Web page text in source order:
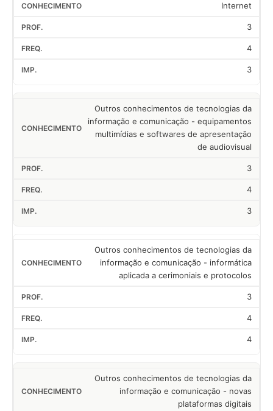
Internet
3
4
3
Outros conhecimentos de tecnologias da
informação e comunicação - equipamentos
multimídias e softwares de apresentação
de audiovisual
3
4
3
Outros conhecimentos de tecnologias da
informação e comunicação - informática
aplicada a cerimoniais e protocolos
3
4
4
Outros conhecimentos de tecnologias da
informação e comunicação - novas
plataformas digitais